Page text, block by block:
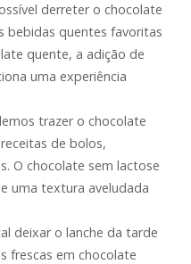
derreter o chocolate
bebidas quentes favoritas
quente, a adição de
uma experiência
trazer o chocolate
de bolos,
O chocolate sem lactose
uma textura aveludada
deixar o lanche da tarde
frescas em chocolate